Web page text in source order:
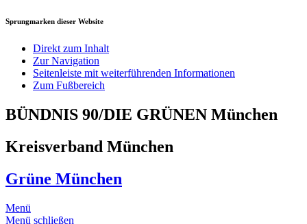
Sprungmarken dieser Website
Direkt zum Inhalt
Zur Navigation
Seitenleiste mit weiterführenden Informationen
Zum Fußbereich
BÜNDNIS 90/DIE GRÜNEN München
Kreisverband München
Grüne München
Menü
Menü schließen